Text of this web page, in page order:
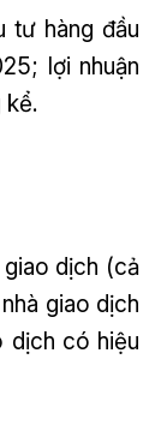
tư hàng đầu
lợi nhuận
kể.
dịch (cả
giao dịch
dịch có hiệu